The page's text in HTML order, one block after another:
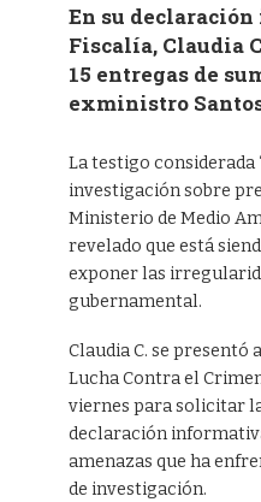
En su
Fiscalía, Claudia
15 entregas de
exministro
La testigo considerada
investigación sobre
Ministerio de Medio
revelado que está
exponer las
gubernamental.
Claudia C. se presentó
Lucha Contra el
viernes para solicitar
declaración
amenazas que ha
de investigación.